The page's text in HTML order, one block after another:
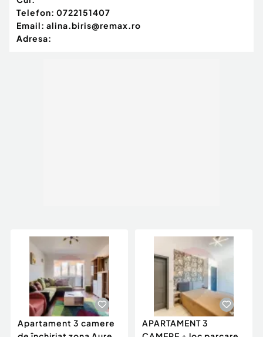
Telefon: 0722151407
Email: alina.biris@remax.ro
Adresa:
Apartament 3 camere
APARTAMENT 3